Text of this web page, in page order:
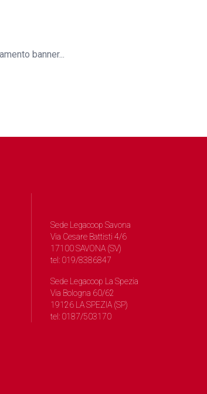
banner...
Sede Legacoop Savona
Via Cesare Battisti 4/6
17100 SAVONA (SV)
tel: 019/8386847
Sede Legacoop La Spezia
Via Bologna 60/62
19126 LA SPEZIA (SP)
tel: 0187/503170